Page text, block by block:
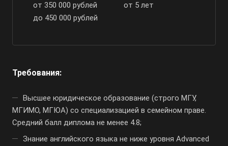
от 350 000 рублей
до 450 000 рублей
от 5 лет
Требования:
Высшее юридическое образование (строго МГУ,
МГИМО, МГЮА) со специализацией в семейном праве.
Средний балл диплома не менее 4.8;
Знание английского языка не ниже уровня Advanced